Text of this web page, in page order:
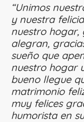
“Unimos
y nuestra
nuestro hogar,
alegran,
sueño que
nuestro hogar
bueno llegue
matrimonio
muy felices
humorista en